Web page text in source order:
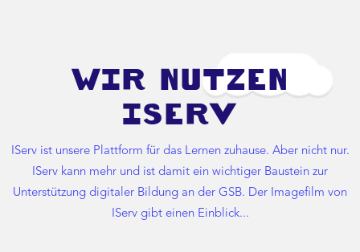
WIR NUTZEN
ISERV
IServ ist unsere Plattform für das Lernen zuhause. Aber nicht nur.
IServ kann mehr und ist damit ein wichtiger Baustein zur
Unterstützung digitaler Bildung an der GSB. Der Imagefilm von
IServ gibt einen Einblick...